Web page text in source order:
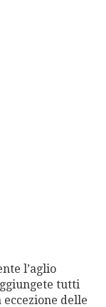
l’aglio
tutti
delle